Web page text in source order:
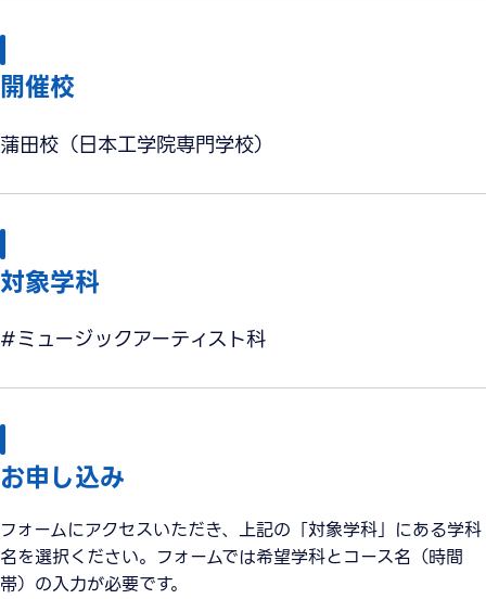
開催校
蒲田校（日本工学院専門学校）
対象学科
#ミュージックアーティスト科
お申し込み
フォームにアクセスいただき、上記の「対象学科」にある学科
名を選択ください。フォームでは希望学科とコース名（時間
帯）の入力が必要です。